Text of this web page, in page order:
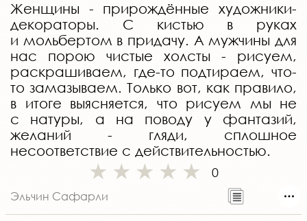
Женщины - прирождённые художники-
декораторы. С кистью в руках
и мольбертом в придачу. А мужчины для
нас порою чистые холсты - рисуем,
раскрашиваем, где-то подтираем, что-
то замазываем. Только вот, как правило,
в итоге выясняется, что рисуем мы не
с натуры, а на поводу у фантазий,
желаний - гляди, сплошное
несоответствие с действительностью.
0
Эльчин Сафарли